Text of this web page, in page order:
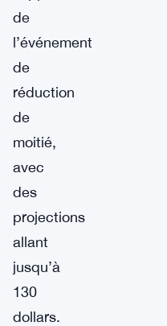
de
l’événement
de
réduction
de
moitié,
avec
des
projections
allant
jusqu’à
130
dollars.